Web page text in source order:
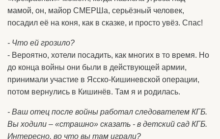
мамой, он, майор СМЕРШа, серьёзный человек,
посадил её на коня, как в сказке, и просто увёз. Спас!
- Что ей грозило?
- Вероятно, хотели посадить, как многих в то время. Но
до конца войны они были в действующей армии,
принимали участие в Ясско-Кишиневской операции,
потом вернулись в Кишинёв. Там я и родилась.
- Ваш отец после войны работал следователем КГБ.
Вы ходили – «страшно» сказать - в детский сад КГБ.
Интересно, во что вы там играли?